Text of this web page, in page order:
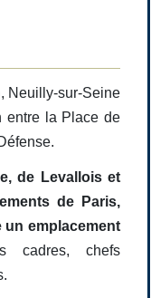
, Neuilly-sur-Seine
entre la Place de
de Levallois et
de Paris,
emplacement
cadres, chefs